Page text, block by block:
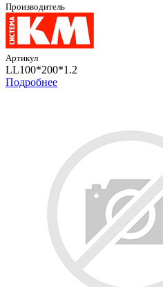
Производитель
Артикул
LL100*200*1.2
Подробнее